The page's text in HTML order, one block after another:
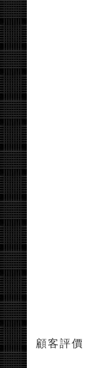
顧客評價